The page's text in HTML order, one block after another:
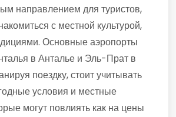
направлением для туристов,
с местной культурой,
Основные аэропорты
в Анталье и Эль-Прат в
поездку, стоит учитывать
условия и местные
могут повлиять как на цены